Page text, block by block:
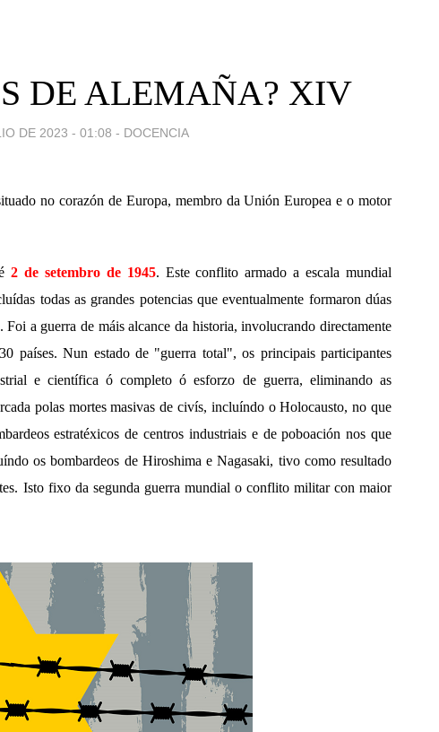
DE ALEMAÑA? XIV
DE 2023 - 01:08 - DOCENCIA
no corazón de Europa, membro da Unión Europea e o motor
é2 de setembro de 1945. Este conflito armado a escala mundial
todas as grandes potencias que eventualmente formaron dúas
a guerra de máis alcance da historia, involucrando directamente
países. Nun estado de "guerra total", os principais participantes
e científica ó completo ó esforzo de guerra, eliminando as
polas mortes masivas de civís, incluíndo o Holocausto, no que
estratéxicos de centros industriais e de poboación nos que
os bombardeos de Hiroshima e Nagasaki, tivo como resultado
Isto fixo da segunda guerra mundial o conflito militar con maior